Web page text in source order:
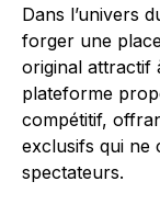
Dans l’univers
forger une
original attractif
plateforme
compétitif,
exclusifs qui ne
spectateurs.